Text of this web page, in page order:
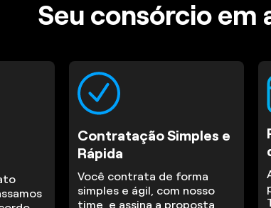
Seu consórcio em
Contratação Simples e
Rápida
Você contrata de forma
simples e ágil, com nosso
time, e assina a proposta